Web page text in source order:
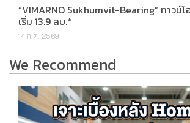
“VIMARNO Sukhumvit-Bearing” ทาวน์
เริ่ม 13.9 ลบ.*
14 ก.ค. 2569
We Recommend